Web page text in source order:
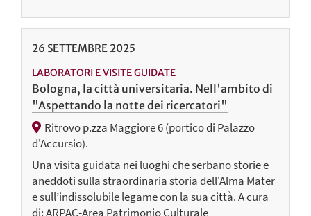
26 SETTEMBRE 2025
LABORATORI E VISITE GUIDATE
Bologna, la città universitaria. Nell'ambito di
"Aspettando la notte dei ricercatori"
Ritrovo p.zza Maggiore 6 (portico di Palazzo
d'Accursio).
Una visita guidata nei luoghi che serbano storie e
aneddoti sulla straordinaria storia dell'Alma Mater
e sull’indissolubile legame con la sua città. A cura
di: ARPAC-Area Patrimonio Culturale